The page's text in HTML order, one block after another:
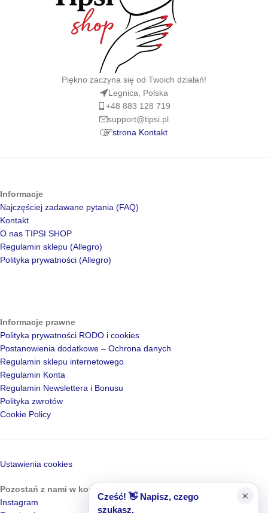
Piękno zaczyna się od Twoich działań!
Legnica, Polska
+48 883 128 719
support@tipsi.pl
strona Kontakt
Informacje
Najczęściej zadawane pytania (FAQ)
Kontakt
O nas TIPSI SHOP
Regulamin sklepu (Allegro)
Polityka prywatności (Allegro)
Informacje prawne
Polityka prywatności RODO i cookies
Postanowienia dodatkowe – Ochrona danych
Regulamin sklepu internetowego
Regulamin Konta
Regulamin Newslettera i Bonusu
Polityka zwrotów
Cookie Policy
Ustawienia cookies
Pozostań z nami w kontakcie
Instagram
Cześć! 👋 Napisz, czego
szukasz.
×